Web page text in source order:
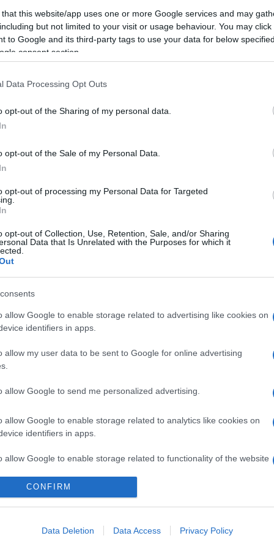
that this website/app uses one or more Google services and may
but not limited to your visit or usage behaviour. You may
to Google and its third-party tags to use your data for below
consent section.
Data Processing Opt Outs
opt-out of the Sharing of my personal data.
opt-out of the Sale of my Personal Data.
opt-out of processing my Personal Data for Targeted
opt-out of Collection, Use, Retention, Sale, and/or Sharing
Data that Is Unrelated with the Purposes for which it
allow Google to enable storage related to advertising like cookies on
identifiers in apps.
allow my user data to be sent to Google for online advertising
allow Google to send me personalized advertising.
allow Google to enable storage related to analytics like cookies on
identifiers in apps.
allow Google to enable storage related to functionality of the website
allow Google to enable storage related to personalization.
allow Google to enable storage related to security, including
functionality and fraud prevention, and other user protection.
CONFIRM
Data Deletion Data Access Privacy Policy
érdektelen vagyok – de tényleg. Más azért érdekes,
annyira érdektelen vagyok személyként, emberként,
magamra, ha kimegyek, mint afféle/egy kifordított Vanek úr,
akárhány cseresznyepaprika-koszorút tűzünk a
érdekes, és bocs az evidencia kimondásáért: amit ír(t)unk.
nyomban, attól, hogy savanyú és kedvetlen alakok
mint pöttyös nyakkendőt venni a csíkos inghez, a
az olvasók előtt.
alatt, mesék és
között – így zárult
Könyvhét
a lélekben – a
mesterséges